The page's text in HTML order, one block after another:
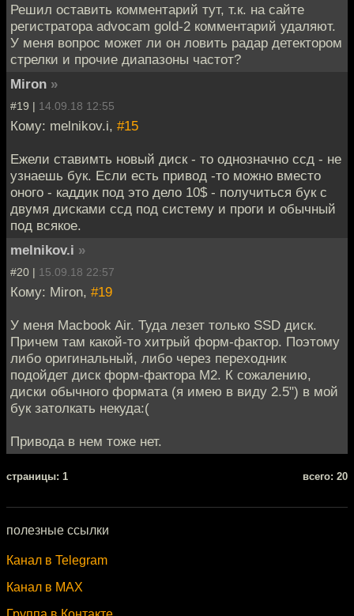
Решил оставить комментарий тут, т.к. на сайте
регистратора advocam gold-2 комментарий удаляют.
У меня вопрос может ли он ловить радар детектором
стрелки и прочие диапазоны частот?
Miron »
#19 | 14.09.18 12:55
Кому: melnikov.i, #15
Ежели ставимть новый диск - то однозначно ссд - не
узнаешь бук. Если есть привод -то можно вместо
оного - каддик под это дело 10$ - получиться бук с
двумя дисками ссд под систему и проги и обычный
под всякое.
melnikov.i »
#20 | 15.09.18 22:57
Кому: Miron, #19
У меня Macbook Air. Туда лезет только SSD диск.
Причем там какой-то хитрый форм-фактор. Поэтому
либо оригинальный, либо через переходник
подойдет диск форм-фактора M2. К сожалению,
диски обычного формата (я имею в виду 2.5") в мой
бук затолкать некуда:(
Привода в нем тоже нет.
cтраницы: 1 всего: 20
полезные ссылки
Канал в Telegram
Канал в MAX